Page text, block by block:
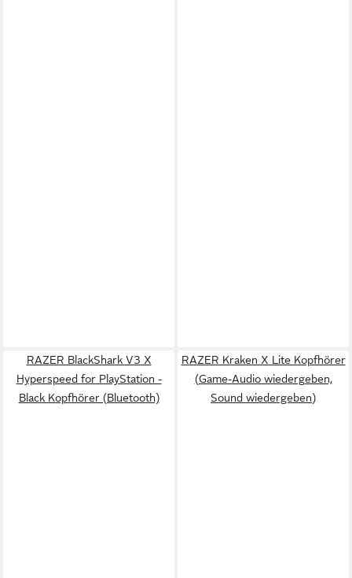
RAZER BlackShark V3 X
Hyperspeed for PlayStation -
Black Kopfhörer (Bluetooth)
RAZER Kraken X Lite Kopfhörer
(Game-Audio wiedergeben,
Sound wiedergeben)